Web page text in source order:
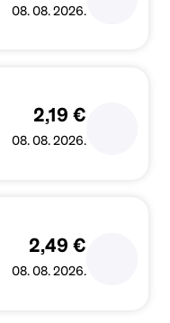
08. 08. 2026.
2,19 €
08. 08. 2026.
2,49 €
08. 08. 2026.